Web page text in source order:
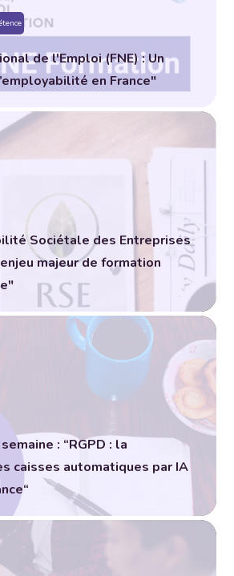
de l'Emploi (FNE) : Un
en France"
Sociétale des Entreprises
majeur de formation
: “RGPD : la
caisses automatiques par IA